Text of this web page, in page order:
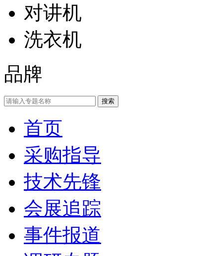
对讲机
洗衣机
品牌
首页
采购指导
技术先锋
会展追踪
事件报道